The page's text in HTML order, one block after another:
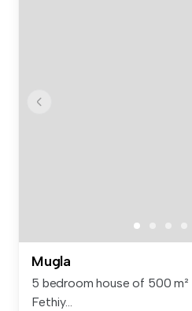
Mugla
5 bedroom house of 500 m²
Fethiy...